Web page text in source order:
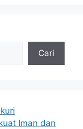
Cari
Iman dan